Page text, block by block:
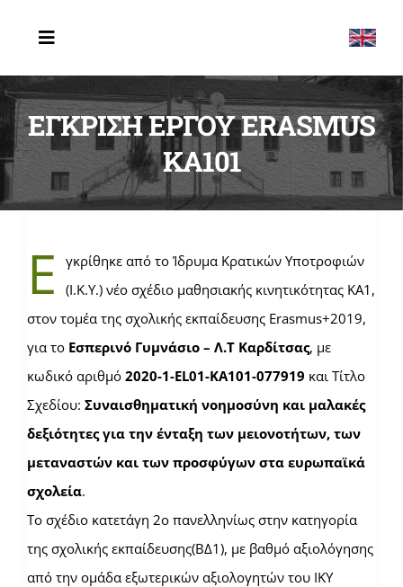
περιεχόμενο
Toggle
Navigation
ΑΡΧΙΚΗ
ΤΟ ΣΧΟΛΕΙΟ
ERASMUS
ΤΕΛΕΥΤΑΙΑ ΝΕΑ
ΕΠΙΚΟΙΝΩΝΙΑ
ΕΓΚΡΙΣΗ ΕΡΓΟΥ ERASMUS
KA101
Ε
γκρίθηκε από το Ίδρυμα Κρατικών Υποτροφιών
(Ι.Κ.Υ.) νέο σχέδιο μαθησιακής κινητικότητας ΚΑ1,
στον τομέα της σχολικής εκπαίδευσης Erasmus+2019,
για το Εσπερινό Γυμνάσιο – Λ.Τ Καρδίτσας, με
κωδικό αριθμό 2020-1-EL01-KA101-077919 και Τίτλο
Σχεδίου: Συναισθηματική νοημοσύνη και μαλακές
δεξιότητες για την ένταξη των μειονοτήτων, των
μεταναστών και των προσφύγων στα ευρωπαϊκά
σχολεία.
Το σχέδιο κατετάγη 2ο πανελληνίως στην κατηγορία
της σχολικής εκπαίδευσης(ΒΔ1), με βαθμό αξιολόγησης
από την ομάδα εξωτερικών αξιολογητών του ΙΚΥ